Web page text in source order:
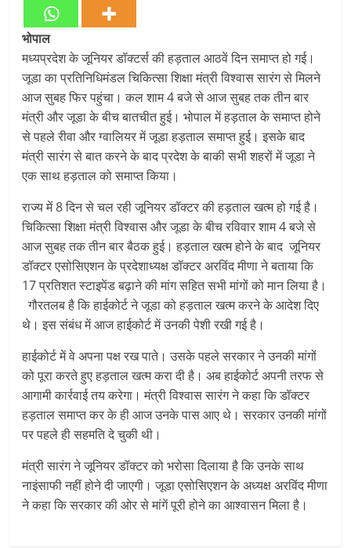
भोपाल
मध्यप्रदेश के जूनियर डॉक्टर्स की हड़ताल आठवें दिन समाप्त हो गई।
जूडा का प्रतिनिधिमंडल चिकित्सा शिक्षा मंत्री विश्वास सारंग से मिलने
आज सुबह फिर पहुंचा। कल शाम 4 बजे से आज सुबह तक तीन बार
मंत्री और जूडा के बीच बातचीत हुई। भोपाल में हड़ताल के समाप्त होने
से पहले रीवा और ग्वालियर में जूडा हड़ताल समाप्त हुई। इसके बाद
मंत्री सारंग से बात करने के बाद प्रदेश के बाकी सभी शहरों में जूडा ने
एक साथ हड़ताल को समाप्त किया।
राज्य में 8 दिन से चल रही जूनियर डॉक्टर की हड़ताल खत्म हो गई है।
चिकित्सा शिक्षा मंत्री विश्वास और जूडा के बीच रविवार शाम 4 बजे से
आज सुबह तक तीन बार बैठक हुई। हड़ताल खत्म होने के बाद जूनियर
डॉक्टर एसोसिएशन के प्रदेशाध्यक्ष डॉक्टर अरविंद मीणा ने बताया कि
17 प्रतिशत स्टाइपेंड बढ़ाने की मांग सहित सभी मांगों को मान लिया है।
गौरतलब है कि हाईकोर्ट ने जूडा को हड़ताल खत्म करने के आदेश दिए
थे। इस संबंध में आज हाईकोर्ट में उनकी पेशी रखी गई है।
हाईकोर्ट में वे अपना पक्ष रख पाते। उसके पहले सरकार ने उनकी मांगों
को पूरा करते हुए हड़ताल खत्म करा दी है। अब हाईकोर्ट अपनी तरफ से
आगामी कार्रवाई तय करेगा। मंत्री विश्वास सारंग ने कहा कि डॉक्टर
हड़ताल समाप्त कर के ही आज उनके पास आए थे। सरकार उनकी मांगों
पर पहले ही सहमति दे चुकी थी।
मंत्री सारंग ने जूनियर डॉक्टर को भरोसा दिलाया है कि उनके साथ
नाइंसाफी नहीं होने दी जाएगी। जूडा एसोसिएशन के अध्यक्ष अरविंद मीणा
ने कहा कि सरकार की ओर से मांगें पूरी होने का आश्वासन मिला है।